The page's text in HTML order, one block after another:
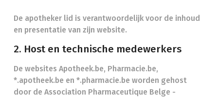
De apotheker lid is verantwoordelijk voor de inhoud
en presentatie van zijn website.
2. Host en technische medewerkers
De websites Apotheek.be, Pharmacie.be,
*.apotheek.be en *.pharmacie.be worden gehost
door de Association Pharmaceutique Belge -